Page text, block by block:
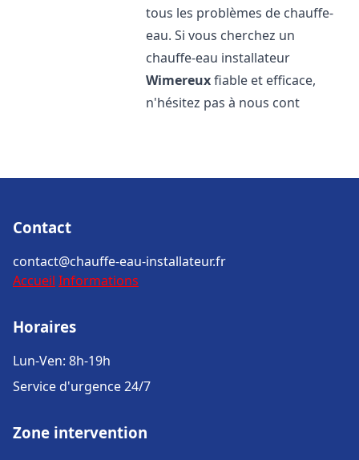
tous les problèmes de chauffe-
eau. Si vous cherchez un
chauffe-eau installateur
Wimereuxfiable et efficace,
n'hésitez pas à nous cont
Contact
contact@chauffe-eau-installateur.fr
Accueil Informations
Horaires
Lun-Ven: 8h-19h
Service d'urgence 24/7
Zone intervention